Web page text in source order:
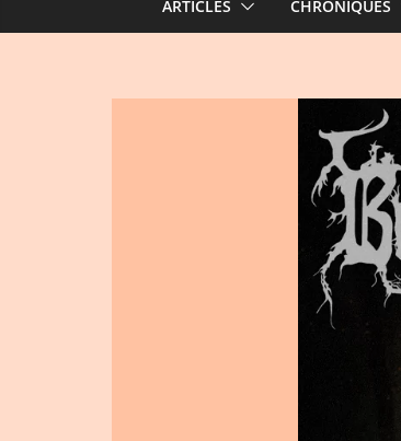
ARTICLES CHRONIQUES